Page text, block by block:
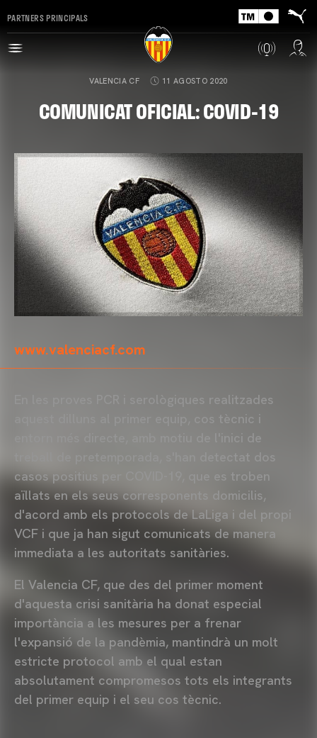
PARTNERS PRINCIPALS
VALENCIA CF 11 AGOSTO 2020
COMUNICAT OFICIAL: COVID-19
www.valenciacf.com
En les proves PCR i serològiques realitzades
aquest dilluns al primer equip, cos tècnic i
entorn més directe, amb motiu de l'inici de
treball de pretemporada, s'han detectat dos
casos positius per COVID-19, que es troben
aïllats en els seus corresponents domicilis,
d'acord amb els protocols de LaLiga i del propi
VCF i que ja han sigut comunicats de manera
immediata a les autoritats sanitàries.
El Valencia CF, que des del primer moment
d'aquesta crisi sanitària ha donat especial
importància a les mesures per a frenar
l'expansió de la pandèmia, mantindrà un molt
estricte protocol amb el qual estan
absolutament compromesos tots els integrants
del primer equip i el seu cos tècnic.